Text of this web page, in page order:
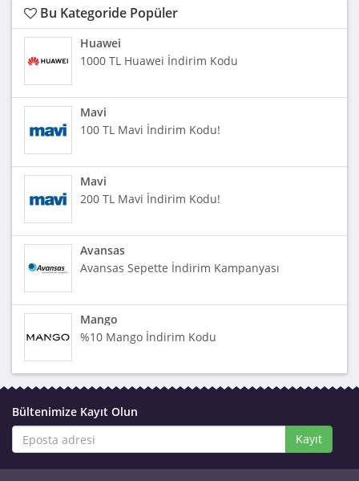
Bu Kategoride Popüler
Huawei
1000 TL Huawei İndirim Kodu
Mavi
100 TL Mavi İndirim Kodu!
Mavi
200 TL Mavi İndirim Kodu!
Avansas
Avansas Sepette İndirim Kampanyası
Mango
%10 Mango İndirim Kodu
Bültenimize Kayıt Olun
Kayıt